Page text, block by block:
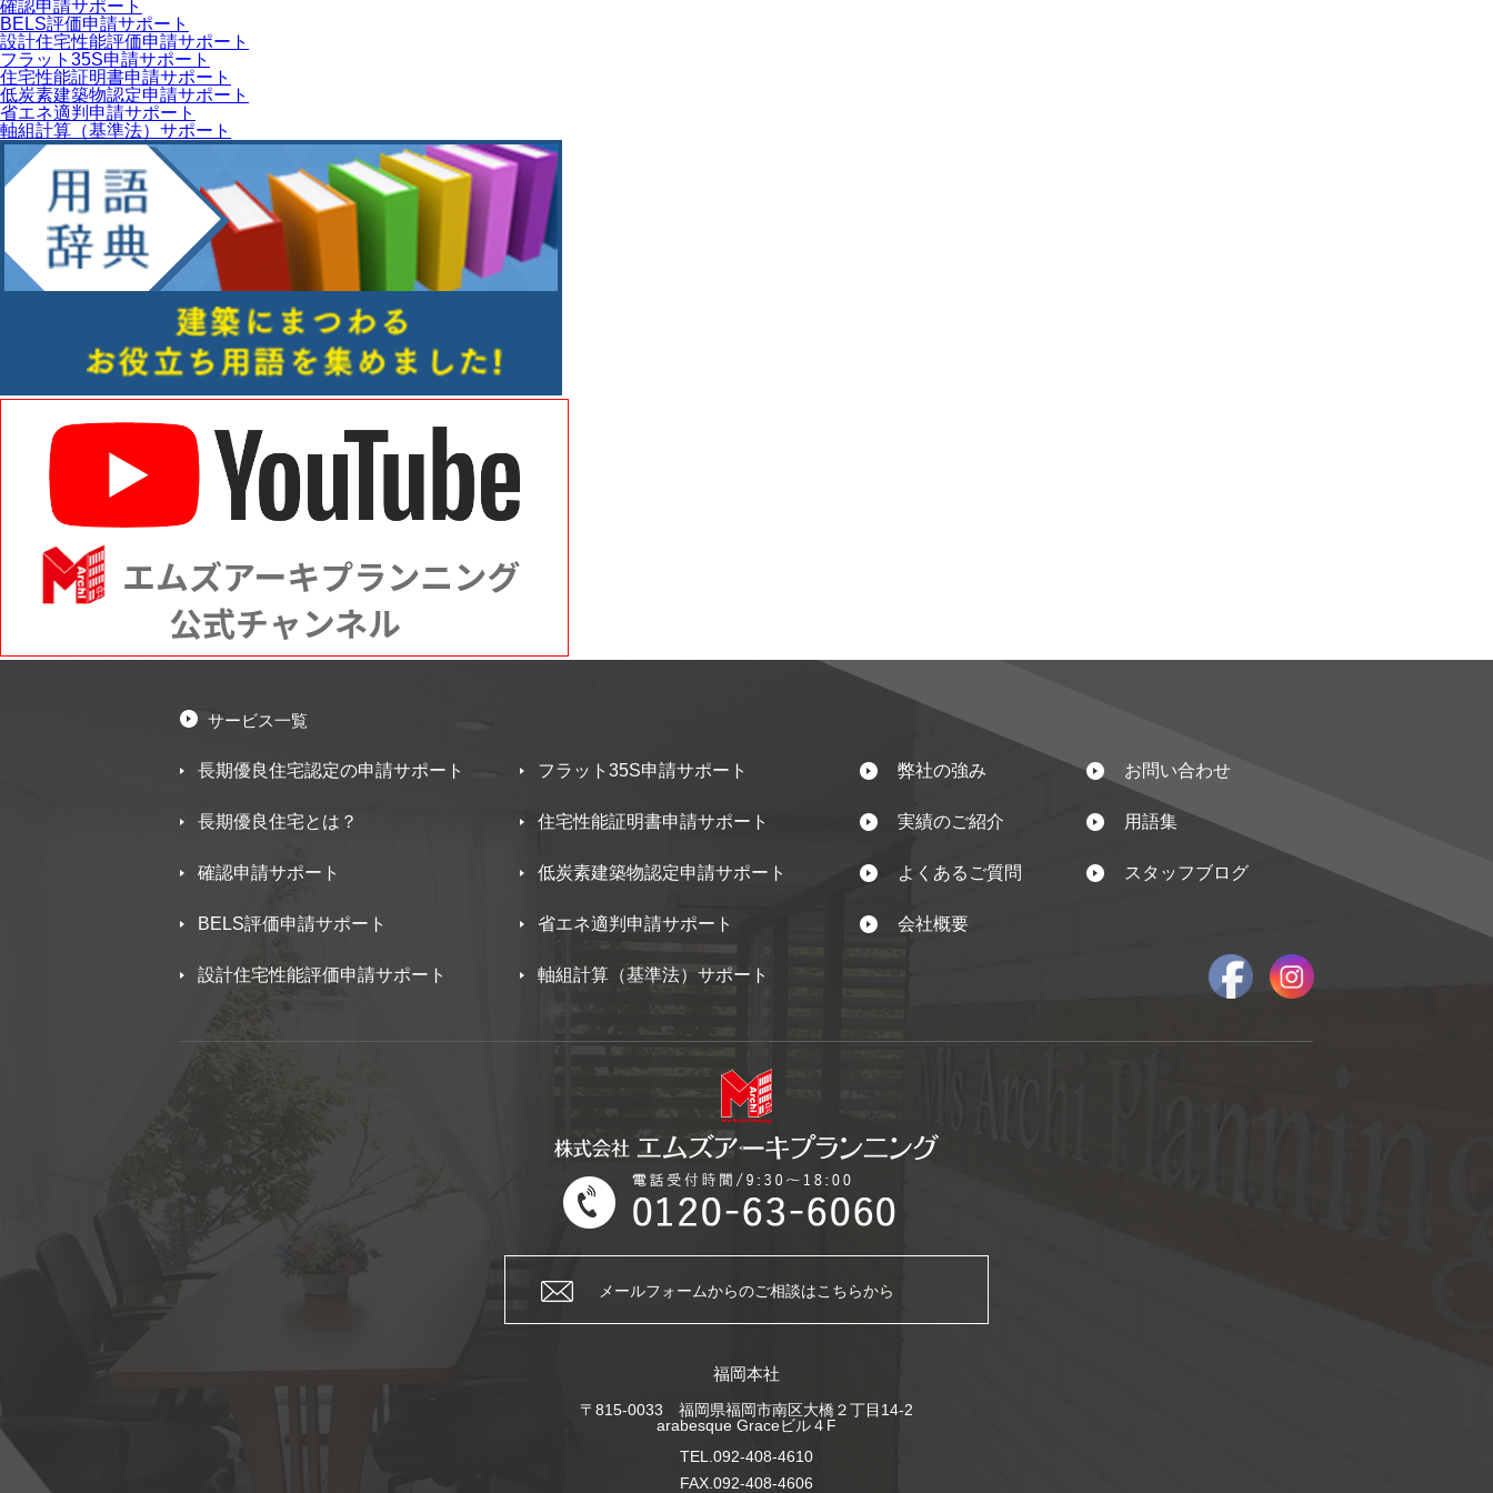
確認申請サポート
BELS評価申請サポート
設計住宅性能評価申請サポート
フラット35S申請サポート
住宅性能証明書申請サポート
低炭素建築物認定申請サポート
省エネ適判申請サポート
軸組計算（基準法）サポート
サービス一覧
長期優良住宅認定の申請サポート
長期優良住宅とは？
確認申請サポート
BELS評価申請サポート
設計住宅性能評価申請サポート
フラット35S申請サポート
住宅性能証明書申請サポート
低炭素建築物認定申請サポート
省エネ適判申請サポート
軸組計算（基準法）サポート
弊社の強み
実績のご紹介
よくあるご質問
会社概要
お問い合わせ
用語集
スタッフブログ
メールフォームからのご相談はこちらから
福岡本社
〒815-0033 福岡県福岡市南区大橋２丁目14-2
arabesque Graceビル４F
TEL.092-408-4610
FAX.092-408-4606